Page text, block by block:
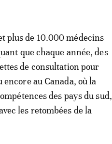
plus de 10.000 médecins
que chaque année, des
de consultation pour
au Canada, où la
des pays du sud,
les retombées de la